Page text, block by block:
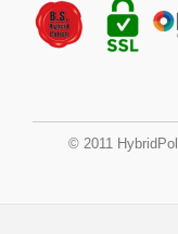
© 2011